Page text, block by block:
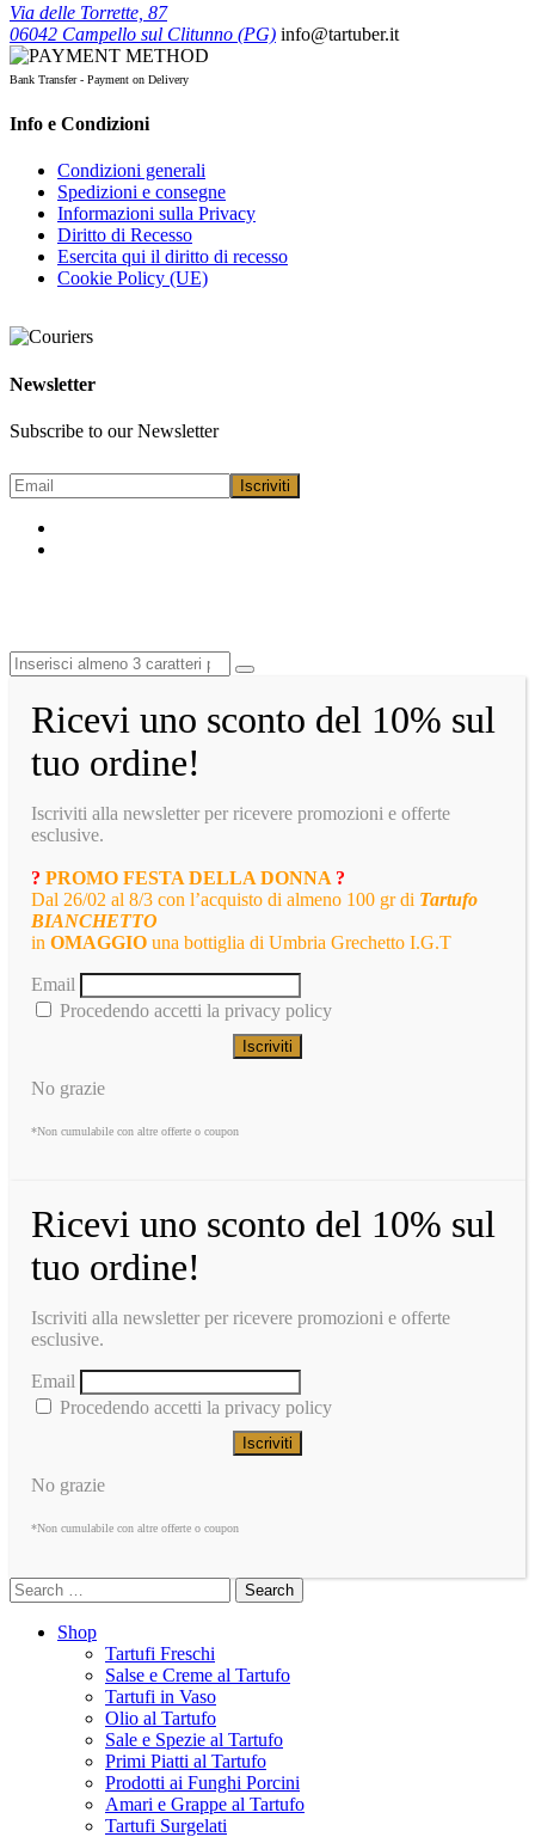
Via delle Torrette, 87
06042 Campello sul Clitunno (PG) info@tartuber.it
Bank Transfer - Payment on Delivery
Info e Condizioni
Condizioni generali
Spedizioni e consegne
Informazioni sulla Privacy
Diritto di Recesso
Esercita qui il diritto di recesso
Cookie Policy (UE)
Newsletter
Subscribe to our Newsletter
Ricevi uno sconto del 10% sul
tuo ordine!
Iscriviti alla newsletter per ricevere promozioni e offerte
esclusive.
? PROMO FESTA DELLA DONNA ?
Dal 26/02 al 8/3 con l’acquisto di almeno 100 gr di Tartufo
BIANCHETTO
in OMAGGIO una bottiglia di Umbria Grechetto I.G.T
Email
Procedendo accetti la privacy policy
No grazie
*Non cumulabile con altre offerte o coupon
Ricevi uno sconto del 10% sul
tuo ordine!
Iscriviti alla newsletter per ricevere promozioni e offerte
esclusive.
Email
Procedendo accetti la privacy policy
No grazie
*Non cumulabile con altre offerte o coupon
Search
Shop
Tartufi Freschi
Salse e Creme al Tartufo
Tartufi in Vaso
Olio al Tartufo
Sale e Spezie al Tartufo
Primi Piatti al Tartufo
Prodotti ai Funghi Porcini
Amari e Grappe al Tartufo
Tartufi Surgelati